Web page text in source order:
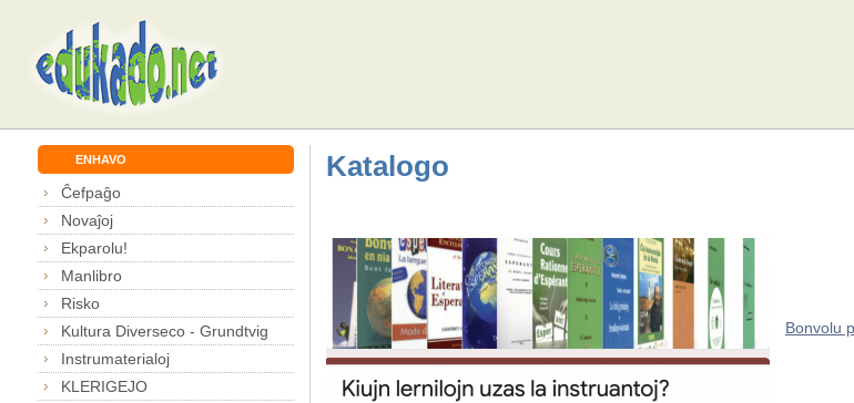
ENHAVO
Ĉefpaĝo
Novaĵoj
Ekparolu!
Manlibro
Risko
Kultura Diverseco - Grundtvig
Instrumaterialoj
KLERIGEJO
Katalogo
Bonvolu